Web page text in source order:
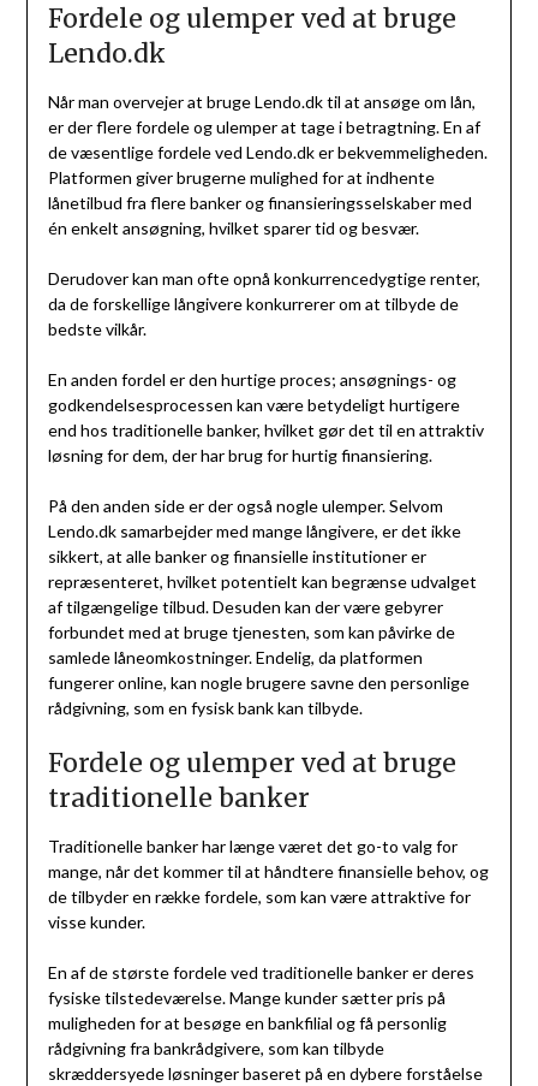
Fordele og ulemper ved at bruge
Lendo.dk
Når man overvejer at bruge Lendo.dk til at ansøge om lån,
er der flere fordele og ulemper at tage i betragtning. En af
de væsentlige fordele ved Lendo.dk er bekvemmeligheden.
Platformen giver brugerne mulighed for at indhente
lånetilbud fra flere banker og finansieringsselskaber med
én enkelt ansøgning, hvilket sparer tid og besvær.
Derudover kan man ofte opnå konkurrencedygtige renter,
da de forskellige långivere konkurrerer om at tilbyde de
bedste vilkår.
En anden fordel er den hurtige proces; ansøgnings- og
godkendelsesprocessen kan være betydeligt hurtigere
end hos traditionelle banker, hvilket gør det til en attraktiv
løsning for dem, der har brug for hurtig finansiering.
På den anden side er der også nogle ulemper. Selvom
Lendo.dk samarbejder med mange långivere, er det ikke
sikkert, at alle banker og finansielle institutioner er
repræsenteret, hvilket potentielt kan begrænse udvalget
af tilgængelige tilbud. Desuden kan der være gebyrer
forbundet med at bruge tjenesten, som kan påvirke de
samlede låneomkostninger. Endelig, da platformen
fungerer online, kan nogle brugere savne den personlige
rådgivning, som en fysisk bank kan tilbyde.
Fordele og ulemper ved at bruge
traditionelle banker
Traditionelle banker har længe været det go-to valg for
mange, når det kommer til at håndtere finansielle behov, og
de tilbyder en række fordele, som kan være attraktive for
visse kunder.
En af de største fordele ved traditionelle banker er deres
fysiske tilstedeværelse. Mange kunder sætter pris på
muligheden for at besøge en bankfilial og få personlig
rådgivning fra bankrådgivere, som kan tilbyde
skræddersyede løsninger baseret på en dybere forståelse